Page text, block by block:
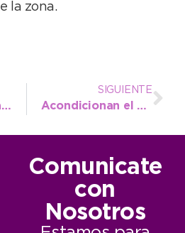
la zona.
Realizan limpieza de distintos sectores de la villa balnearia
SIGUIENTE
Acondicionan el sector del monumento a San Martín para el acto de mañana
Comunicate
con
Nosotros